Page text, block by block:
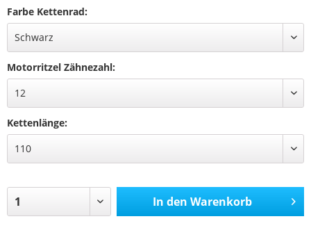
Farbe Kettenrad:
Motorritzel Zähnezahl:
Kettenlänge:
In den Warenkorb